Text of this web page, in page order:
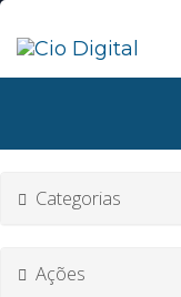
Categorias
Ações